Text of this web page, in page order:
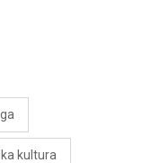
kultura